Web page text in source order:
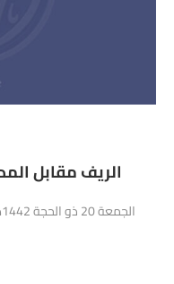
الريف مقابل
الجمعة 20 ذو الحجة 1442هـ 30-7-2021م